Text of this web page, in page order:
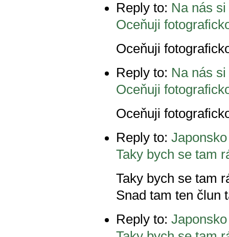
Reply to: Na nás
Oceňuji
Oceňuji
Reply to: Na nás
Oceňuji
Oceňuji
Reply to: Japonsko
Taky bych se tam
Taky bych se tam
Snad tam ten člun
Reply to: Japonsko